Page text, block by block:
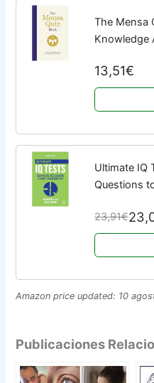
The Mensa
Knowledge
13,51€
Ultimate IQ
Questions
23,91€
Amazon price updated: 10
Publicaciones